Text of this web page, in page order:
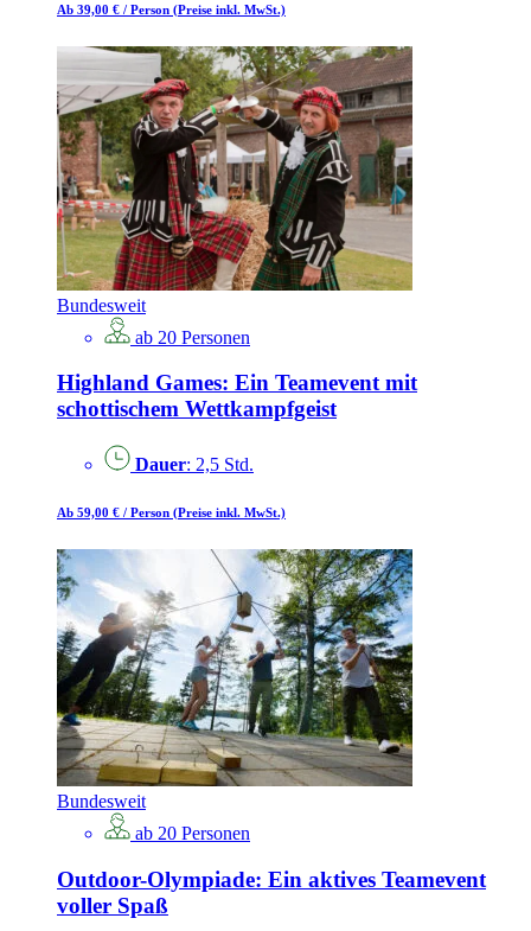
Ab 39,00 € / Person (Preise inkl. MwSt.)
Bundesweit
ab 20 Personen
Highland Games: Ein Teamevent mit
schottischem Wettkampfgeist
Dauer: 2,5 Std.
Ab 59,00 € / Person (Preise inkl. MwSt.)
Bundesweit
ab 20 Personen
Outdoor-Olympiade: Ein aktives Teamevent
voller Spaß